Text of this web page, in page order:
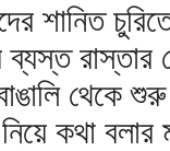
শানিত
ব্যস্ত
বাঙালি থেকে
কথা